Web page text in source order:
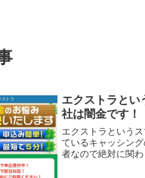
エクストラとい
社は闇金です！
エクストラという
ているキャッシン
者なので絶対に関わ